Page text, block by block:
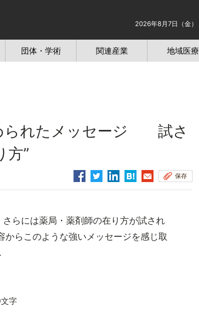
2026年8月7日（金）
団体・学術 関連産業 地域医療
られたメッセージ 試さ
方”
保存
らには薬局・薬剤師の在り方が試され
らこのような強いメッセージを感じ取
字